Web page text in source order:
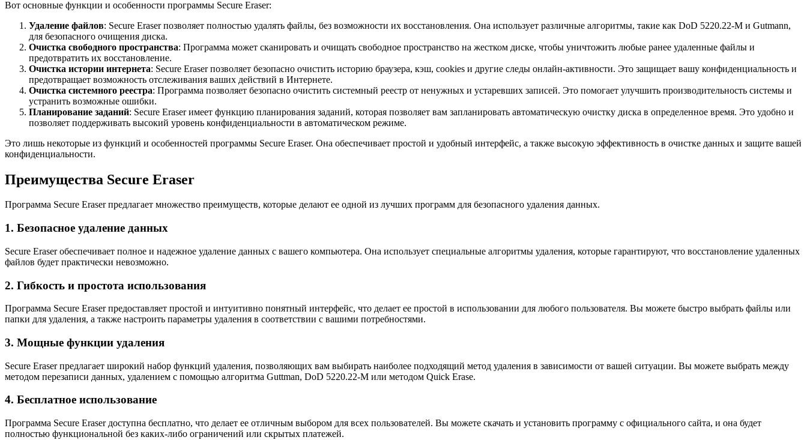
Вот основные функции и особенности программы Secure Eraser:
Удаление файлов: Secure Eraser позволяет полностью удалять файлы, без возможности их восстановления. Она использует различные алгоритмы, такие как DoD 5220.22-M и Gutmann,
для безопасного очищения диска.
Очистка свободного пространства: Программа может сканировать и очищать свободное пространство на жестком диске, чтобы уничтожить любые ранее удаленные файлы и
предотвратить их восстановление.
Очистка истории интернета: Secure Eraser позволяет безопасно очистить историю браузера, кэш, cookies и другие следы онлайн-активности. Это защищает вашу конфиденциальность и
предотвращает возможность отслеживания ваших действий в Интернете.
Очистка системного реестра: Программа позволяет безопасно очистить системный реестр от ненужных и устаревших записей. Это помогает улучшить производительность системы и
устранить возможные ошибки.
Планирование заданий: Secure Eraser имеет функцию планирования заданий, которая позволяет вам запланировать автоматическую очистку диска в определенное время. Это удобно и
позволяет поддерживать высокий уровень конфиденциальности в автоматическом режиме.
Это лишь некоторые из функций и особенностей программы Secure Eraser. Она обеспечивает простой и удобный интерфейс, а также высокую эффективность в очистке данных и защите вашей
конфиденциальности.
Преимущества Secure Eraser
Программа Secure Eraser предлагает множество преимуществ, которые делают ее одной из лучших программ для безопасного удаления данных.
1. Безопасное удаление данных
Secure Eraser обеспечивает полное и надежное удаление данных с вашего компьютера. Она использует специальные алгоритмы удаления, которые гарантируют, что восстановление удаленных
файлов будет практически невозможно.
2. Гибкость и простота использования
Программа Secure Eraser предоставляет простой и интуитивно понятный интерфейс, что делает ее простой в использовании для любого пользователя. Вы можете быстро выбрать файлы или
папки для удаления, а также настроить параметры удаления в соответствии с вашими потребностями.
3. Мощные функции удаления
Secure Eraser предлагает широкий набор функций удаления, позволяющих вам выбирать наиболее подходящий метод удаления в зависимости от вашей ситуации. Вы можете выбрать между
методом перезаписи данных, удалением с помощью алгоритма Guttman, DoD 5220.22-M или методом Quick Erase.
4. Бесплатное использование
Программа Secure Eraser доступна бесплатно, что делает ее отличным выбором для всех пользователей. Вы можете скачать и установить программу с официального сайта, и она будет
полностью функциональной без каких-либо ограничений или скрытых платежей.